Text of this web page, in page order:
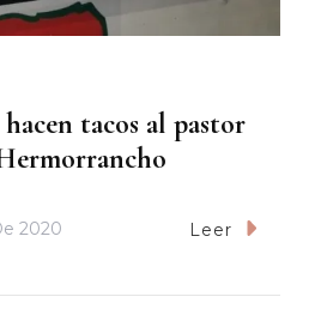
tacos al pastor
2020 Leer